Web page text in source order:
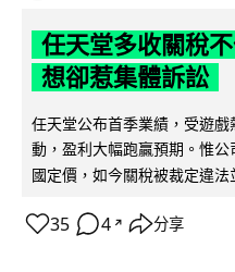
任天堂多收關稅
想卻惹集體訴訟
任天堂公布首季業績，受遊
動，盈利大幅跑贏預期。惟
國定價，如今關稅被裁定違法
35 4 ↗ 分享